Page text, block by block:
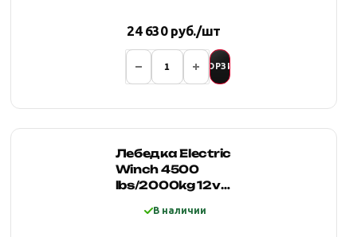
трос)
24 630 руб./шт
В КОРЗИНУ
Лебедка Electric
Winch 4500
lbs/2000kg 12v
6мм*12м (с д/у)
В наличии